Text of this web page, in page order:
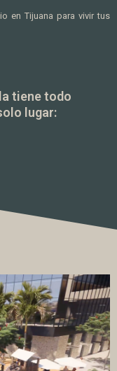
en Tijuana para vivir tus
tiene todo
lugar: